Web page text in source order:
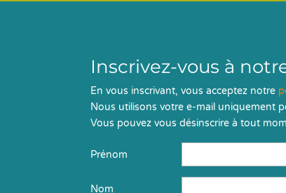
Inscrivez-vous à
En vous inscrivant, vous acceptez notre
Nous utilisons votre e-mail uniquement
Vous pouvez vous désinscrire à tout
Prénom
Nom